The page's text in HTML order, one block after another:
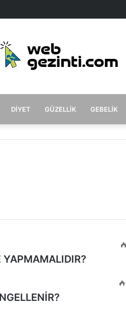
DIYET GÜZELLIK GEBELIK
YAPMAMALIDIR?